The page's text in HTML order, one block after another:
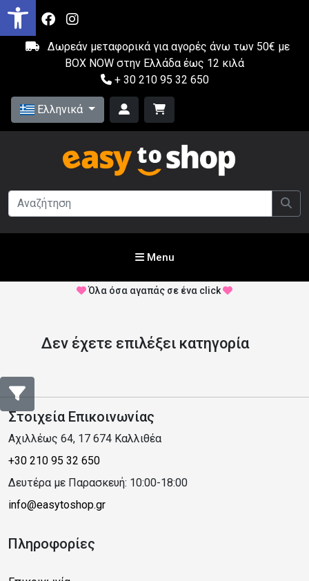
Δωρεάν μεταφορικά για αγορές άνω των 50€ με
BOX NOW στην Ελλάδα έως 12 κιλά
+ 30 210 95 32 650
Ελληνικά
Menu
Όλα όσα αγαπάς σε ένα click
Δεν έχετε επιλέξει κατηγορία
Στοιχεία Επικοινωνίας
Αχιλλέως 64, 17 674 Καλλιθέα
+30 210 95 32 650
Δευτέρα με Παρασκευή: 10:00-18:00
info@easytoshop.gr
Πληροφορίες